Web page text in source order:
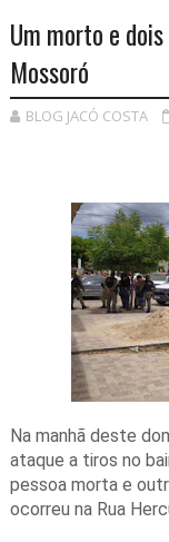
Um morto e
Mossoró
BLOG JACÓ COSTA
Na manhã deste
ataque a tiros no
pessoa morta e
ocorreu na Rua